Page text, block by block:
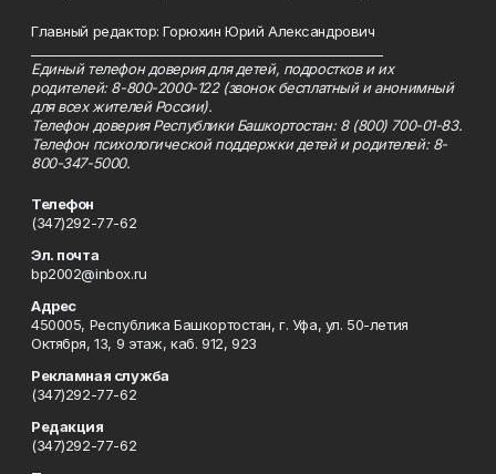
Главный редактор: Горюхин Юрий Александрович
Единый телефон доверия для детей, подростков и их
родителей: 8-800-2000-122 (звонок бесплатный и анонимный
для всех жителей России).
Телефон доверия Республики Башкортостан: 8 (800) 700-01-83.
Телефон психологической поддержки детей и родителей: 8-
800-347-5000.
Телефон
(347)292-77-62
Эл. почта
bp2002@inbox.ru
Адрес
450005, Республика Башкортостан, г. Уфа, ул. 50-летия
Октября, 13, 9 этаж, каб. 912, 923
Рекламная служба
(347)292-77-62
Редакция
(347)292-77-62